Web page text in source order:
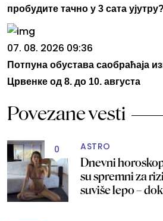
пробудите тачно у 3 сата ујутру?
07. 08. 2026 09:36
Потпуна обустава саобраћаја
Црвенке од 8. до 10. августа
Povezane vesti
0 ASTRO
Dnevni
su spremni za
suviše lepo –